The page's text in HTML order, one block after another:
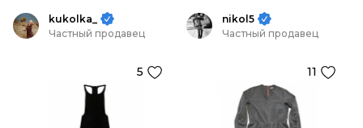
kukolka_
Частный продавец
5
nikol5
Частный продавец
11